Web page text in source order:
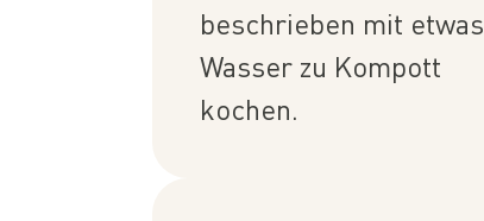
beschrieben mit etwas
Wasser zu Kompott
kochen.